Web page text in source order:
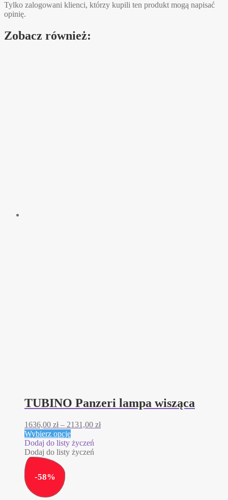
Tylko zalogowani klienci, którzy kupili ten produkt mogą napisać
opinię.
Zobacz również:
TUBINO Panzeri lampa wisząca
1636,00 zł – 2131,00 złZakres
Wybierz opcjeTen
produkt
ma
Dodaj do listy życzeń
Dodaj do listy życzeń
-58%